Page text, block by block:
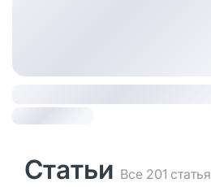
Статьи Все 201 статья